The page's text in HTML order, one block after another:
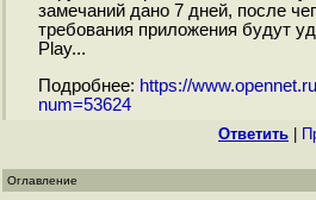
замечаний дано 7 дней, после
требования приложения будут
Play...
Подробнее: https://
num=53624
Ответить
Оглавление